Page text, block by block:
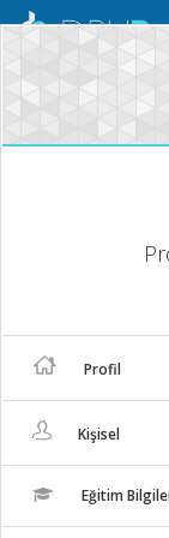
Profil
Kişisel
Eğitim